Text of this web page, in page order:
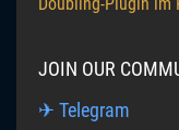
JOIN OUR
✈ Telegram